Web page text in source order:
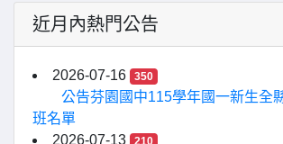
近月內熱門公告
2026-07-16 350
公告芬園國中115學年國一新生全
班名單
2026-07-13
210